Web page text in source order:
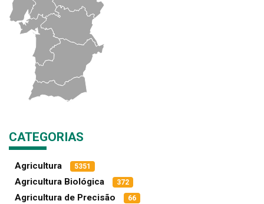
CATEGORIAS
Agricultura 5351
Agricultura Biológica 372
Agricultura de Precisão 66